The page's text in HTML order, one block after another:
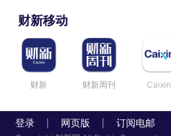
财新移动
财新 财新周刊 Caixin
登录 网页版 订阅电邮